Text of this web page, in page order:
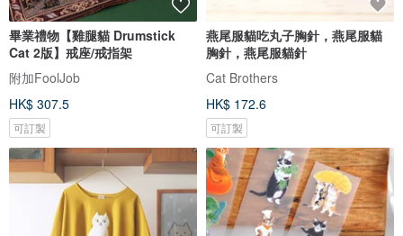
畢業禮物【雞腿貓 Drumstick
Cat 2版】戒座/戒指架
附加FoolJob
HK$ 307.5
可訂製
燕尾服貓吃丸子胸針，燕尾服貓
胸針，燕尾服貓針
Cat Brothers
HK$ 172.6
可訂製